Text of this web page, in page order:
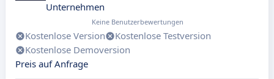
Unternehmen
Keine Benutzerbewertungen
Kostenlose Version
Kostenlose Testversion
Kostenlose Demoversion
Preis auf Anfrage